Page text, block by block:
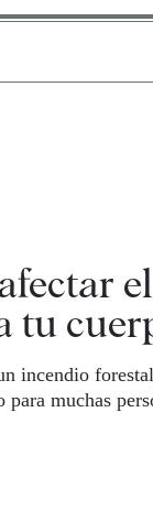
tu
incendio
para muchas